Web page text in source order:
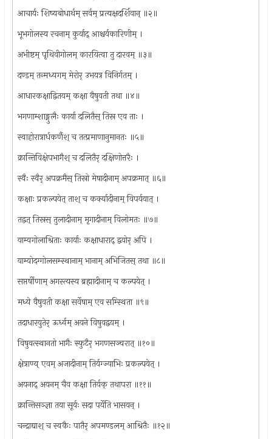
आचार्यः शिष्यबोधार्थम् सर्वम् प्रत्यक्षदर्शिवान् ॥२॥
भूभगोलस्य रचनाम् कुर्याद् आश्चर्यकारिणीम् ।
अभीष्टम् पृथिवीगोलम् कारयित्वा तु दारवम् ॥३॥
दण्डम् तन्मध्यगम् मेरोर् उभयत्र विनिर्गतम् ।
आधारकक्षाद्वितयम् कक्षा वैषुवती तथा ॥४॥
भगणाम्शाङ्गुलैः कार्या दलितैस् तिस्र एव ताः ।
स्वाहोरात्रार्धकर्णैश् च तत्प्रमाणानुमानतः ॥५॥
क्रान्तिविक्षेपभागैश् च दलितैर् दक्षिणोत्तरैः ।
स्वैः स्वैर् अपक्रमैस् तिस्रो मेषादीनाम् अपक्रमात् ॥६॥
कक्षाः प्रकल्पयेत् ताश् च कर्क्यादीनाम् विपर्ययात् ।
तद्वत् तिस्रस् तुलादीनाम् मृगादीनाम् विलोमतः ॥७॥
याम्यगोलाश्रिताः कार्याः कक्षाधाराद् द्वयोर् अपि ।
याम्योदग्गोलसम्स्थानाम् भानाम् अभिजितस् तथा ॥८॥
सप्तर्षीणाम् अगस्त्यस्य ब्रह्मादीनाम् च कल्पयेत् ।
मध्ये वैषुवती कक्षा सर्वेषाम् एव सम्स्थिता ॥९॥
तदाधारयुतेर् ऊर्ध्वम् अयने विषुवद्वयम् ।
विषुवत्स्थानतो भागैः स्फुटैर् भगणसञ्चरात् ॥१०॥
क्षेत्राण्य् एवम् अजादीनाम् तिर्यग्ज्याभिः प्रकल्पयेत् ।
अयनाद् अयनम् चैव कक्षा तिर्यक् तथापरा ॥११॥
क्रान्तिसञ्ज्ञा तया सूर्यः सदा पर्येति भासयन् ।
चन्द्राद्याश् च स्वकैः पातैर् अपमण्डलम् आश्रितैः ॥१२॥